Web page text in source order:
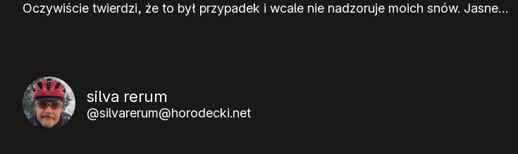
Oczywiście twierdzi, że to był przypadek i wcale nie nadzoruje moich snów. Jasne…
silva rerum
@silvarerum@horodecki.net